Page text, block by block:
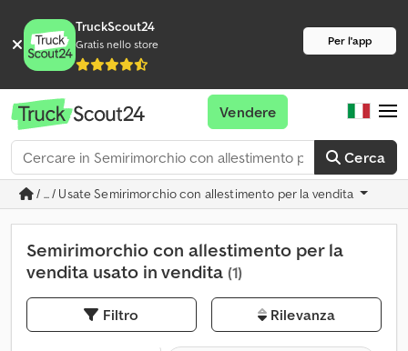
TruckScout24
Gratis nello store Per l'app
Cerca
Vendere
/ ... / Usate Semirimorchio con allestimento per la vendita
Semirimorchio con allestimento per la
vendita usato in vendita (1)
Filtro Rilevanza